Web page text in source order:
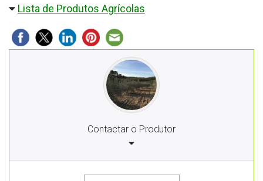
Lista de Produtos Agrícolas
Contactar o Produtor